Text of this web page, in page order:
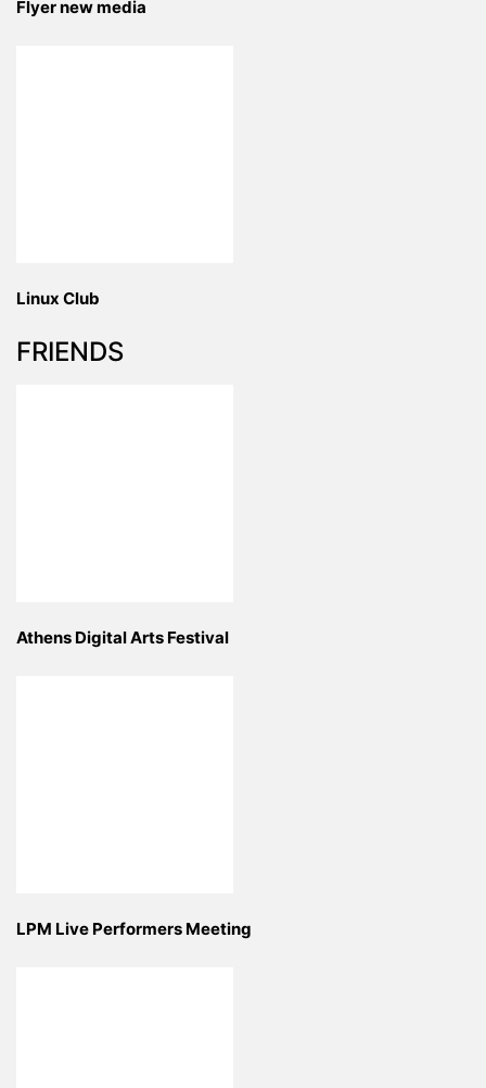
Flyer new media
Linux Club
FRIENDS
Athens Digital Arts Festival
LPM Live Performers Meeting